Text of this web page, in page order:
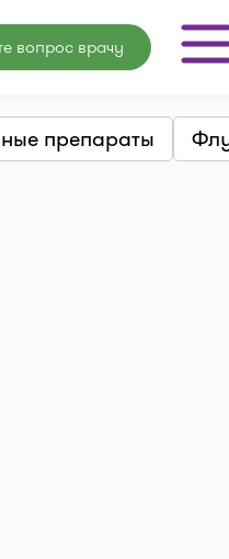
вопрос врачу
Аптеки
Мед. центры
препараты